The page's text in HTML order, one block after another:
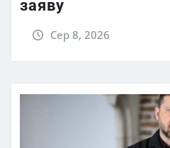
заяву
Сер 8, 2026